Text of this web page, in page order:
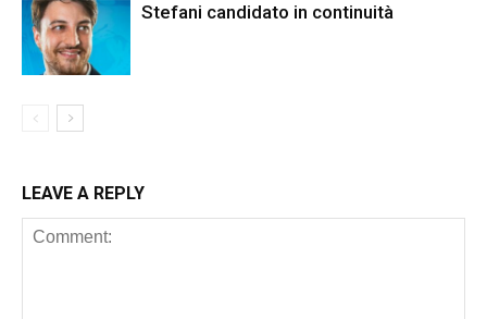
Stefani candidato in continuità
LEAVE A REPLY